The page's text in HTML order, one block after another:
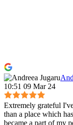
10:51 09 Mar 24
Extremely grateful
than a place which
became a part of my